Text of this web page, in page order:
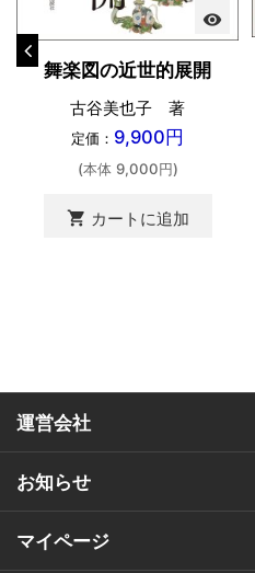
visibility
舞楽図の近世的展開
古谷美也子 著
定価： 9,900円
(本体 9,000円)
shopping_cart カートに追加
運営会社
お知らせ
マイページ